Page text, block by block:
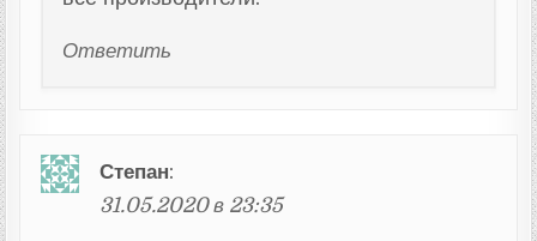
Ответить
Степан:
31.05.2020 в 23:35